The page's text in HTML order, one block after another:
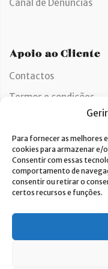
Para fornecer as melhores
cookies para armazenar e/
Consentir com essas
comportamento de
consentir ou retirar o
certos recursos e funções.
Canal de Denúncias
Apoio ao Cliente
Contactos
Termos e condições
Política de privacidade
Política de cookies
Livro de reclamações